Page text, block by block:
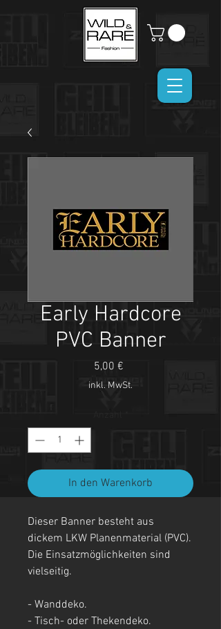
Early Hardcore
PVC Banner
5,00 €
inkl. MwSt.
In den Warenkorb
Dieser Banner besteht aus
dickem LKW Planenmaterial (PVC).
Die Einsatzmöglichkeiten sind
vielseitig.
- Wanddeko.
- Tisch- oder Thekendeko.